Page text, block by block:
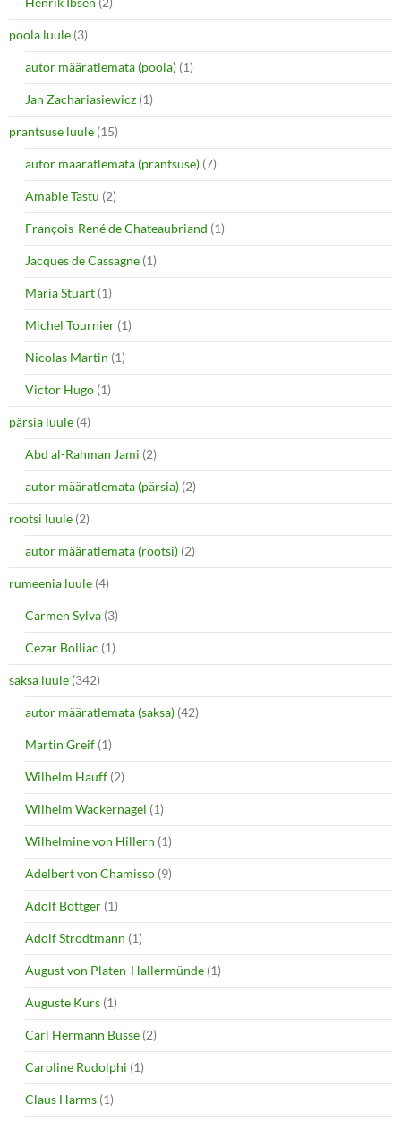
poola luule (3)
autor määratlemata (poola) (1)
Jan Zachariasiewicz (1)
prantsuse luule (15)
autor määratlemata (prantsuse) (7)
Amable Tastu (2)
François-René de Chateaubriand (1)
Jacques de Cassagne (1)
Maria Stuart (1)
Michel Tournier (1)
Nicolas Martin (1)
Victor Hugo (1)
pärsia luule (4)
Abd al-Rahman Jami (2)
autor määratlemata (pärsia) (2)
rootsi luule (2)
autor määratlemata (rootsi) (2)
rumeenia luule (4)
Carmen Sylva (3)
Cezar Bolliac (1)
saksa luule (342)
autor määratlemata (saksa) (42)
Martin Greif (1)
Wilhelm Hauff (2)
Wilhelm Wackernagel (1)
Wilhelmine von Hillern (1)
Adelbert von Chamisso (9)
Adolf Böttger (1)
Adolf Strodtmann (1)
August von Platen-Hallermünde (1)
Auguste Kurs (1)
Carl Hermann Busse (2)
Caroline Rudolphi (1)
Claus Harms (1)